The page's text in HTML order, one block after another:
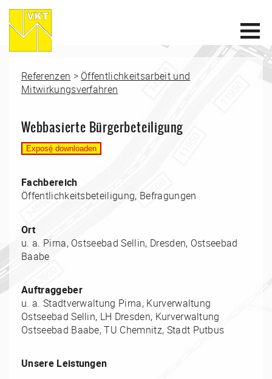
Referenzen > Öffentlichkeitsarbeit und
Mitwirkungsverfahren
Webbasierte Bürgerbeteiligung
Fachbereich
Öffentlichkeitsbeteiligung, Befragungen
Ort
u. a. Pirna, Ostseebad Sellin, Dresden, Ostseebad
Baabe
Auftraggeber
u. a. Stadtverwaltung Pirna, Kurverwaltung
Ostseebad Sellin, LH Dresden, Kurverwaltung
Ostseebad Baabe, TU Chemnitz, Stadt Putbus
Unsere Leistungen